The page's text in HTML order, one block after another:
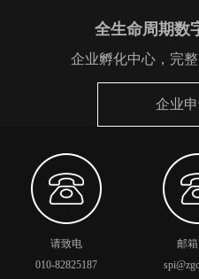
全生命周期数
企业孵化中心，完
企业
请致电
010-82825187
邮